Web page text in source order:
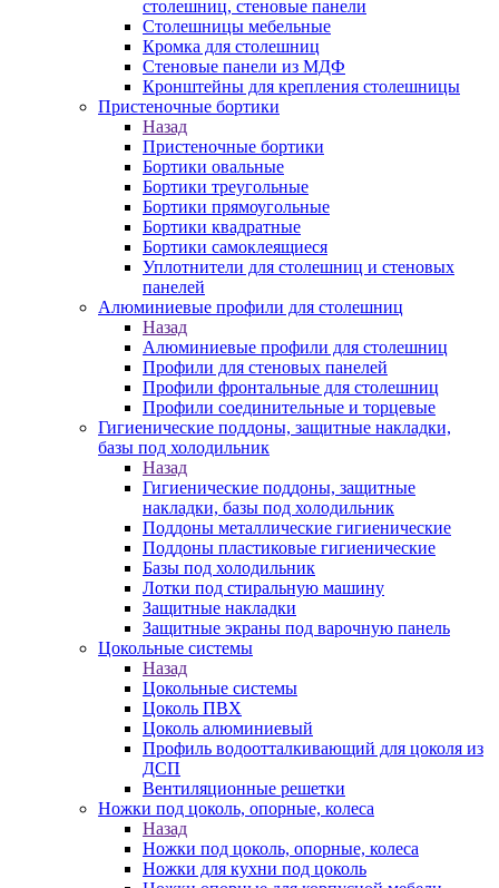
столешниц, стеновые панели
Столешницы мебельные
Кромка для столешниц
Стеновые панели из МДФ
Кронштейны для крепления столешницы
Пристеночные бортики
Назад
Пристеночные бортики
Бортики овальные
Бортики треугольные
Бортики прямоугольные
Бортики квадратные
Бортики самоклеящиеся
Уплотнители для столешниц и стеновых
панелей
Алюминиевые профили для столешниц
Назад
Алюминиевые профили для столешниц
Профили для стеновых панелей
Профили фронтальные для столешниц
Профили соединительные и торцевые
Гигиенические поддоны, защитные накладки,
базы под холодильник
Назад
Гигиенические поддоны, защитные
накладки, базы под холодильник
Поддоны металлические гигиенические
Поддоны пластиковые гигиенические
Базы под холодильник
Лотки под стиральную машину
Защитные накладки
Защитные экраны под варочную панель
Цокольные системы
Назад
Цокольные системы
Цоколь ПВХ
Цоколь алюминиевый
Профиль водоотталкивающий для цоколя из
ДСП
Вентиляционные решетки
Ножки под цоколь, опорные, колеса
Назад
Ножки под цоколь, опорные, колеса
Ножки для кухни под цоколь